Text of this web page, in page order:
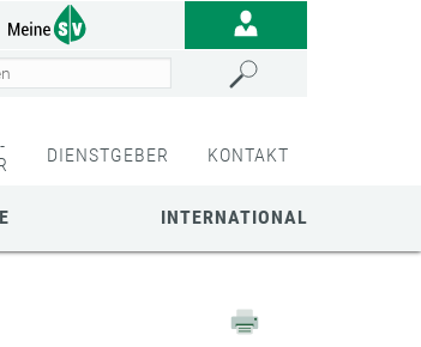
DIENSTGEBER KONTAKT
INTERNATIONAL